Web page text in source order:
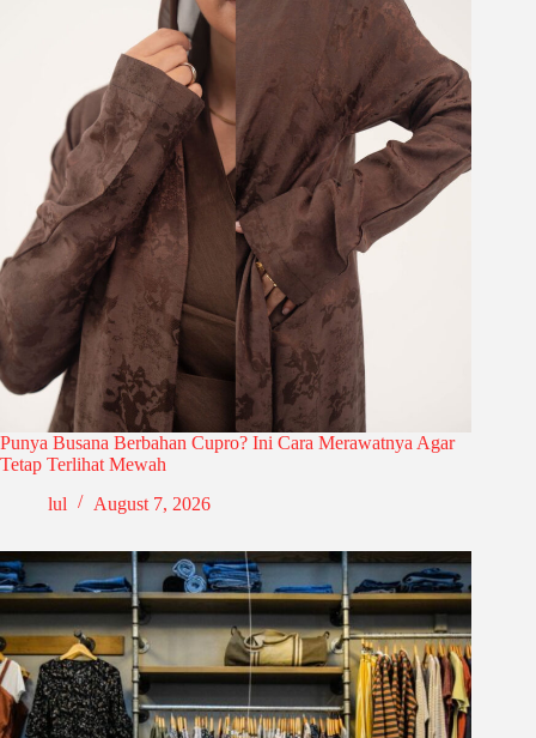
Punya Busana Berbahan Cupro? Ini Cara Merawatnya Agar
Tetap Terlihat Mewah
lul
August 7, 2026